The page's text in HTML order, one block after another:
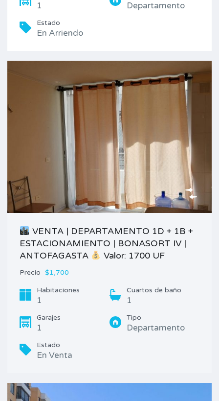
1 Departamento
Estado
En Arriendo
VENTA | DEPARTAMENTO 1D + 1B +
ESTACIONAMIENTO | BONASORT IV |
ANTOFAGASTA
Valor: 1700 UF
Precio $1,700
Habitaciones
1
Cuartos de baño
1
Garajes
1
Tipo
Departamento
Estado
En Venta